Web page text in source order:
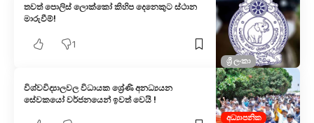
ශ්‍රී ලංකා
තවත් පොලිස් ලොක්කෝ කිහිප දෙනෙකුට ස්ථාන
මාරුවීම්!
1
අධ්‍යාපනික
විශ්වවිද්‍යාලවල විධායක ශ්‍රේණි අනධ්‍යයන
සේවකයෝ වර්ජනයෙන් ඉවත් වෙයි !